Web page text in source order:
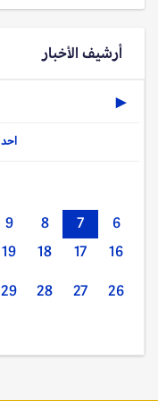
أرشيف الأخبار
◀
احد
6
7
8
9
16
17
18
19
26
27
28
29